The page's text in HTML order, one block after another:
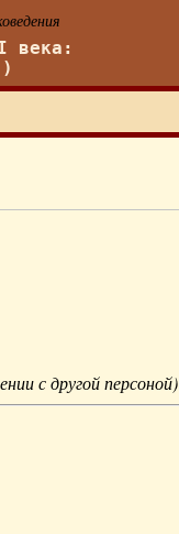
века:
с другой персоной)